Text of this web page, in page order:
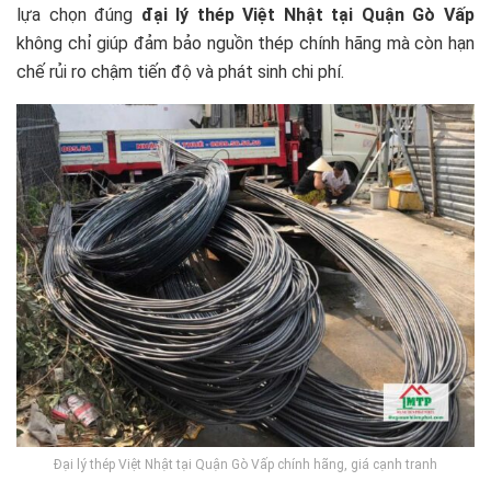
lựa chọn đúng đại lý thép Việt Nhật tại Quận Gò Vấp
không chỉ giúp đảm bảo nguồn thép chính hãng mà còn hạn
chế rủi ro chậm tiến độ và phát sinh chi phí.
Đại lý thép Việt Nhật tại Quận Gò Vấp chính hãng, giá cạnh tranh